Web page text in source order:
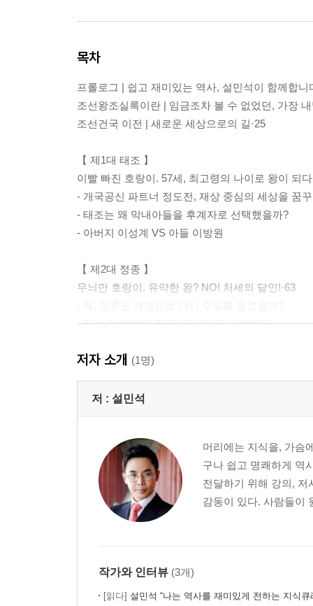
목차
프롤로그 | 쉽고 재미있는 역사, 설민석이 함께합니
조선왕조실록이란 | 임금조차 볼 수 없었던, 가장 내
조선건국 이전 | 새로운 세상으로의 길·25
【 제1대 태조 】
이빨 빠진 호랑이. 57세, 최고령의 나이로 왕이 되다
- 개국공신 파트너 정도전, 재상 중심의 세상을 꿈
- 태조는 왜 막내아들을 후계자로 선택했을까?
- 아버지 이성계 VS 아들 이방원
【 제2대 정종 】
무늬만 호랑이. 유약한 왕? NO! 처세의 달인!·63
- 동생 이방원(태종)을 ‘왕세자’로 선언하다
【 제3대 태종 】
진짜 호랑이. 조선 유일! 과거에 합격한 임금? 왕권
【 제4대 세종 】
위대한 호랑이. 백성의, 백성에 의한, 백성을 위한
- 노력하는 천재, 세종!
- 행복한 백성들 뒤에는 뼈 빠지게 고생하는 신하
【 제5대 문종 】
피곤한 호랑이. 세자만 30년, 아버지 세종을 쏙 닮
저자 소개 (1명)
저 : 설민석
머리에는 지식을, 가슴
구나 쉽고 명쾌하게 역
전달하기 위해 강의,
감동이 있다. 사람들이
작가와 인터뷰 (3개)
[읽다] 설민석 “나는 역사를 재미있게 전하는 지식큐